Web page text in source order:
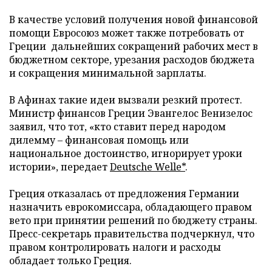
В качестве условий получения новой финансовой
помощи Евросоюз может также потребовать от
Греции дальнейших сокращений рабочих мест в
бюджетном секторе, урезания расходов бюджета
и сокращения минимальной зарплаты.
В Афинах такие идеи вызвали резкий протест.
Министр финансов Греции Эвангелос Венизелос
заявил, что тот, «кто ставит перед народом
дилемму – финансовая помощь или
национальное достоинство, игнорирует уроки
истории», передаетDeutsche Welle*.
Греция отказалась от предложения Германии
назначить еврокомиссара, обладающего правом
вето при принятии решений по бюджету страны.
Пресс-секретарь правительства подчеркнул, что
правом контролировать налоги и расходы
обладает только Греция.